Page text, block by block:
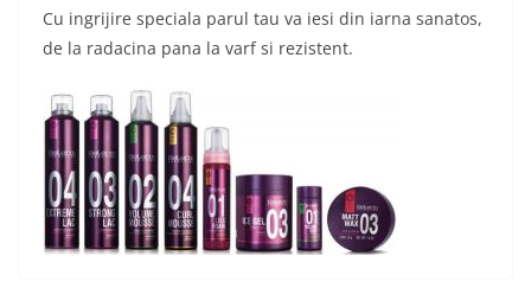
Cu ingrijire speciala parul tau va iesi din iarna sanatos,
de la radacina pana la varf si rezistent.